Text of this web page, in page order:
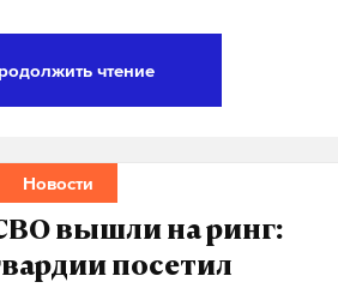
Хотя я там провел много
Поэтому я к этому
как вам сказать, вполне
не как к собственному
чтение
Новости
вышли на ринг:
посетил